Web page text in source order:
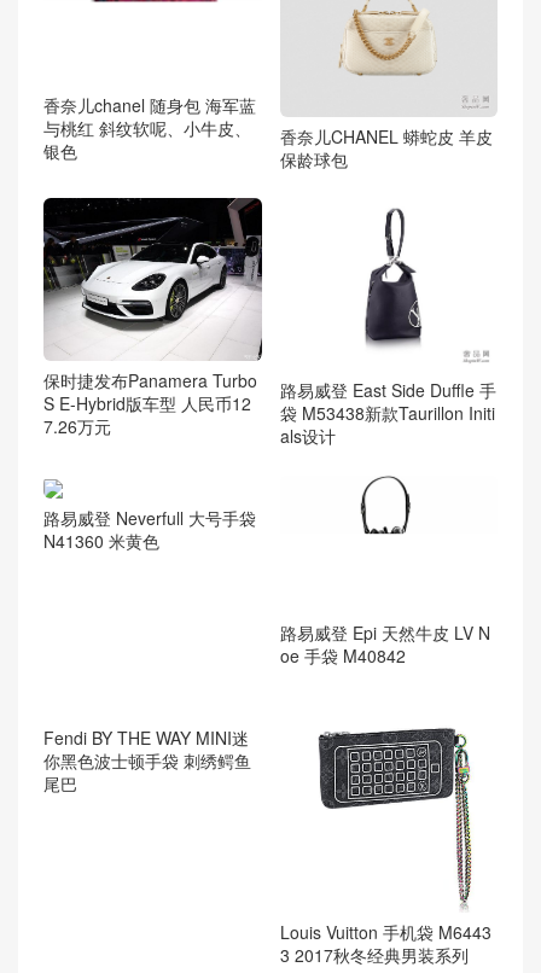
香奈儿chanel 随身包 海军蓝
与桃红 斜纹软呢、小牛皮、
银色
香奈儿CHANEL 蟒蛇皮 羊皮
保龄球包
保时捷发布Panamera Turbo
S E-Hybrid版车型 人民币12
7.26万元
路易威登 East Side Duffle 手
袋 M53438新款Taurillon Initi
als设计
路易威登 Neverfull 大号手袋
N41360 米黄色
路易威登 Epi 天然牛皮 LV N
oe 手袋 M40842
Louis Vuitton 手机袋 M6443
3 2017秋冬经典男装系列